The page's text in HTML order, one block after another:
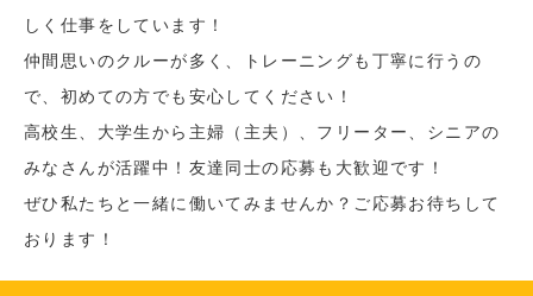
しく仕事をしています！
仲間思いのクルーが多く、トレーニングも丁寧に行うの
で、初めての方でも安心してください！
高校生、大学生から主婦（主夫）、フリーター、シニアの
みなさんが活躍中！友達同士の応募も大歓迎です！
ぜひ私たちと一緒に働いてみませんか？ご応募お待ちして
おります！